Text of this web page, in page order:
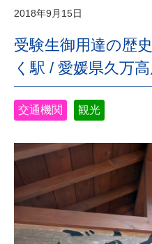
2018年9月15日
受験生御用達の歴
く駅 / 愛媛県久万
交通機関 観光